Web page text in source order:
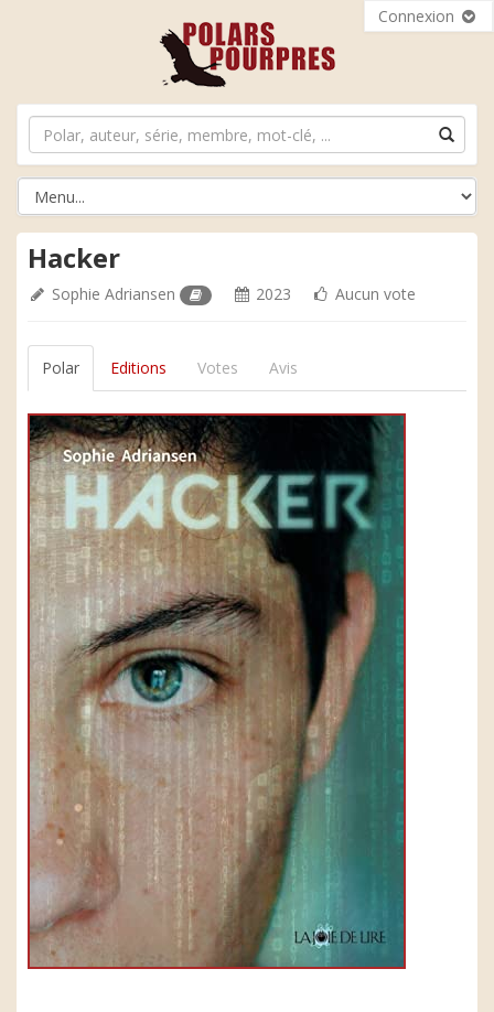
Connexion
Hacker
Sophie Adriansen 2023 Aucun vote
Polar Editions Votes Avis